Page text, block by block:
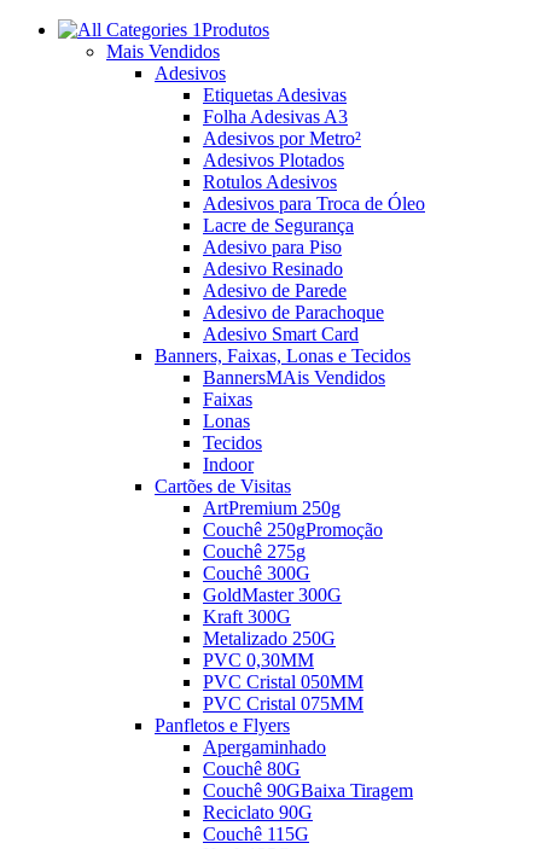
Produtos
Mais Vendidos
Adesivos
Etiquetas Adesivas
Folha Adesivas A3
Adesivos por Metro²
Adesivos Plotados
Rotulos Adesivos
Adesivos para Troca de Óleo
Lacre de Segurança
Adesivo para Piso
Adesivo Resinado
Adesivo de Parede
Adesivo de Parachoque
Adesivo Smart Card
Banners, Faixas, Lonas e Tecidos
BannersMAis Vendidos
Faixas
Lonas
Tecidos
Indoor
Cartões de Visitas
ArtPremium 250g
Couchê 250gPromoção
Couchê 275g
Couchê 300G
GoldMaster 300G
Kraft 300G
Metalizado 250G
PVC 0,30MM
PVC Cristal 050MM
PVC Cristal 075MM
Panfletos e Flyers
Apergaminhado
Couchê 80G
Couchê 90GBaixa Tiragem
Reciclato 90G
Couchê 115G